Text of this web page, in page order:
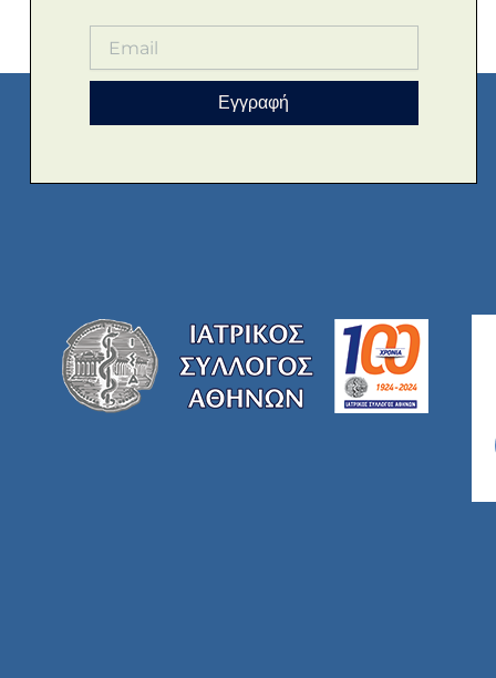
Εγγραφή